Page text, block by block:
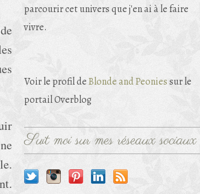
parcourir cet univers que j'en ai à le faire
vivre.
Voir le profil deBlonde and Peoniessur le
portail Overblog
Suit moi sur mes réseaux sociaux